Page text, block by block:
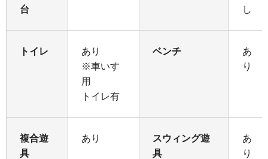
台
し
トイレ
あり
※車いす
用
トイレ有
ベンチ
あ
り
複合遊
具
あり
スウィング遊
具
あ
り